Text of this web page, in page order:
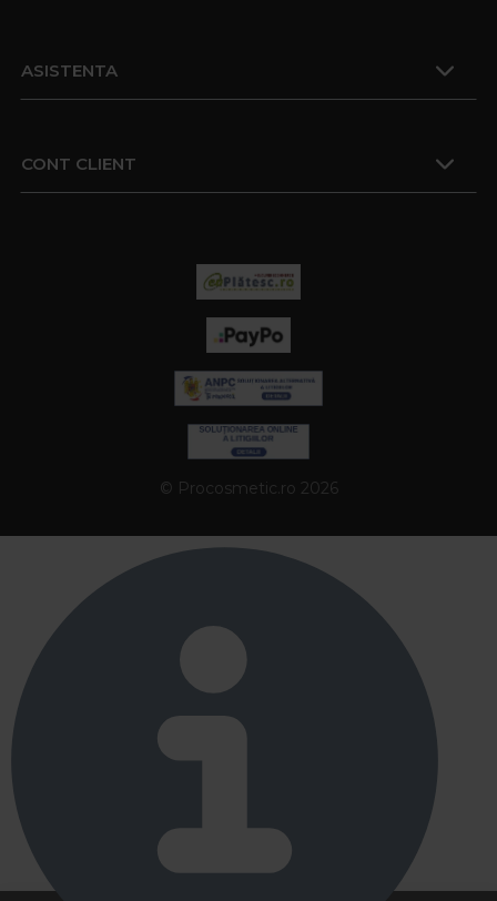
ASISTENTA
CONT CLIENT
© Procosmetic.ro 2026